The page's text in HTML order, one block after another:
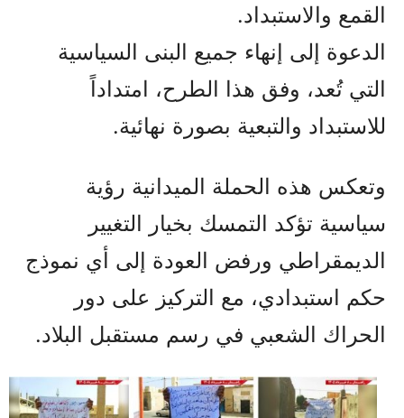
القمع والاستبداد.
الدعوة إلى إنهاء جميع البنى السياسية
التي تُعد، وفق هذا الطرح، امتداداً
للاستبداد والتبعية بصورة نهائية.
وتعكس هذه الحملة الميدانية رؤية
سياسية تؤكد التمسك بخيار التغيير
الديمقراطي ورفض العودة إلى أي نموذج
حكم استبدادي، مع التركيز على دور
الحراك الشعبي في رسم مستقبل البلاد.